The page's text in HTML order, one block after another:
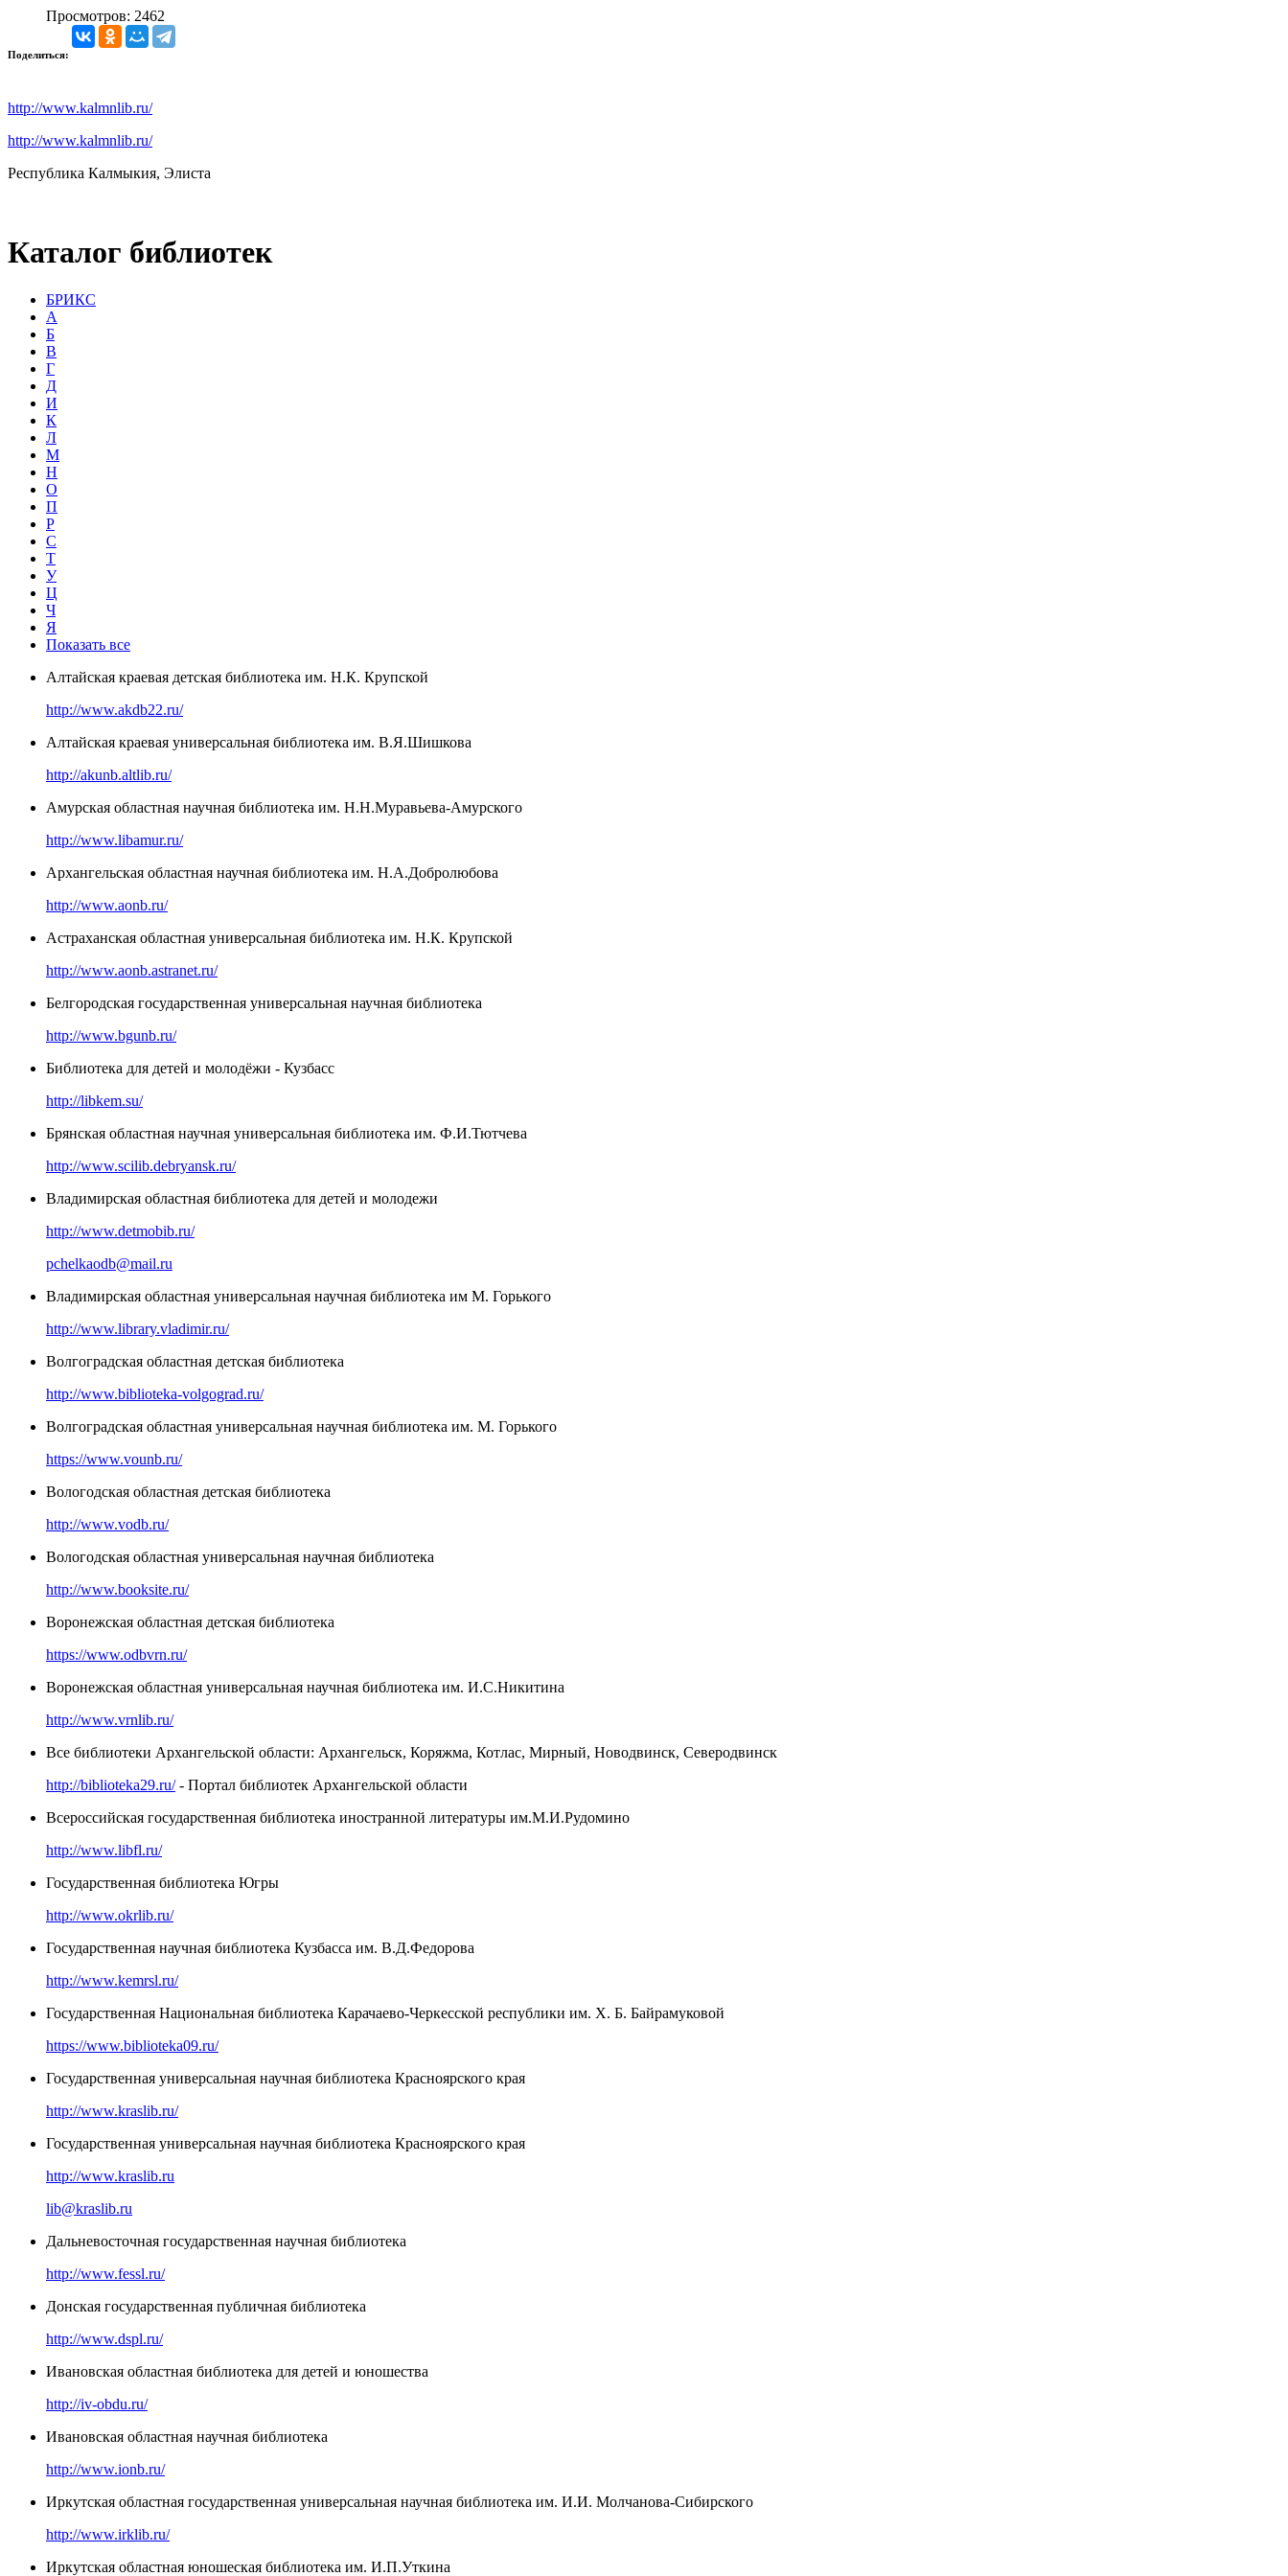
Просмотров: 2462
Поделиться:
http://www.kalmnlib.ru/
http://www.kalmnlib.ru/
Республика Калмыкия, Элиста
Каталог библиотек
БРИКС
А
Б
В
Г
Д
И
К
Л
М
Н
О
П
Р
С
Т
У
Ц
Ч
Я
Показать все
Алтайская краевая детская библиотека им. Н.К. Крупской
http://www.akdb22.ru/
Алтайская краевая универсальная библиотека им. В.Я.Шишкова
http://akunb.altlib.ru/
Амурская областная научная библиотека им. Н.Н.Муравьева-Амурского
http://www.libamur.ru/
Архангельская областная научная библиотека им. Н.А.Добролюбова
http://www.aonb.ru/
Астраханская областная универсальная библиотека им. Н.К. Крупской
http://www.aonb.astranet.ru/
Белгородская государственная универсальная научная библиотека
http://www.bgunb.ru/
Библиотека для детей и молодёжи - Кузбасс
http://libkem.su/
Брянская областная научная универсальная библиотека им. Ф.И.Тютчева
http://www.scilib.debryansk.ru/
Владимирская областная библиотека для детей и молодежи
http://www.detmobib.ru/
pchelkaodb@mail.ru
Владимирская областная универсальная научная библиотека им М. Горького
http://www.library.vladimir.ru/
Волгоградская областная детская библиотека
http://www.biblioteka-volgograd.ru/
Волгоградская областная универсальная научная библиотека им. М. Горького
https://www.vounb.ru/
Вологодская областная детская библиотека
http://www.vodb.ru/
Вологодская областная универсальная научная библиотека
http://www.booksite.ru/
Воронежская областная детская библиотека
https://www.odbvrn.ru/
Воронежская областная универсальная научная библиотека им. И.С.Никитина
http://www.vrnlib.ru/
Все библиотеки Архангельской области: Архангельск, Коряжма, Котлас, Мирный, Новодвинск, Северодвинск
http://biblioteka29.ru/- Портал библиотек Архангельской области
Всероссийская государственная библиотека иностранной литературы им.М.И.Рудомино
http://www.libfl.ru/
Государственная библиотека Югры
http://www.okrlib.ru/
Государственная научная библиотека Кузбасса им. В.Д.Федорова
http://www.kemrsl.ru/
Государственная Национальная библиотека Карачаево-Черкесской республики им. Х. Б. Байрамуковой
https://www.biblioteka09.ru/
Государственная универсальная научная библиотека Красноярского края
http://www.kraslib.ru/
Государственная универсальная научная библиотека Красноярского края
http://www.kraslib.ru
lib@kraslib.ru
Дальневосточная государственная научная библиотека
http://www.fessl.ru/
Донская государственная публичная библиотека
http://www.dspl.ru/
Ивановская областная библиотека для детей и юношества
http://iv-obdu.ru/
Ивановская областная научная библиотека
http://www.ionb.ru/
Иркутская областная государственная универсальная научная библиотека им. И.И. Молчанова-Сибирского
http://www.irklib.ru/
Иркутская областная юношеская библиотека им. И.П.Уткина